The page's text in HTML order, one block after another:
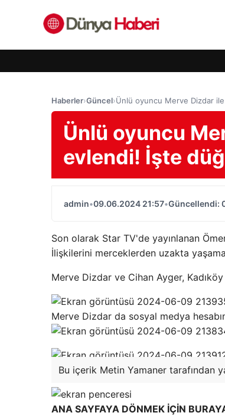
Haberler›Güncel›Ünlü oyuncu Merve Dizdar
Ünlü oyuncu
evlendi! İşte
admin•09.06.2024 21:57•Güncellendi:
Son olarak Star TV'de yayınlanan
İlişkilerini merceklerden uzakta
Merve Dizdar ve Cihan Ayger,
Merve Dizdar da sosyal medya
Bu içerik Metin Yamaner tarafından
ANA SAYFAYA DÖNMEK İÇİN